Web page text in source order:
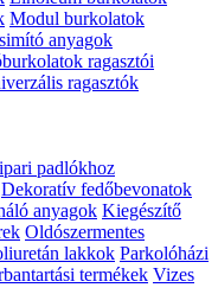
Modul burkolatok
anyagok
ragasztói
ragasztók
padlókhoz
Dekoratív fedőbevonatok
anyagok Kiegészítő
Oldószermentes
lakkok Parkolóházi
termékek Vizes